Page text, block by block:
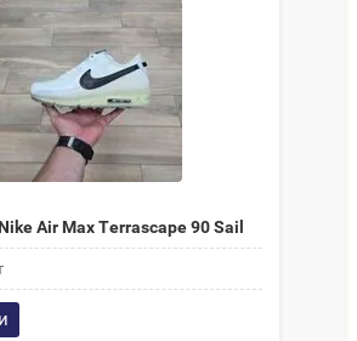
Air Max Terrascape 90 Sail